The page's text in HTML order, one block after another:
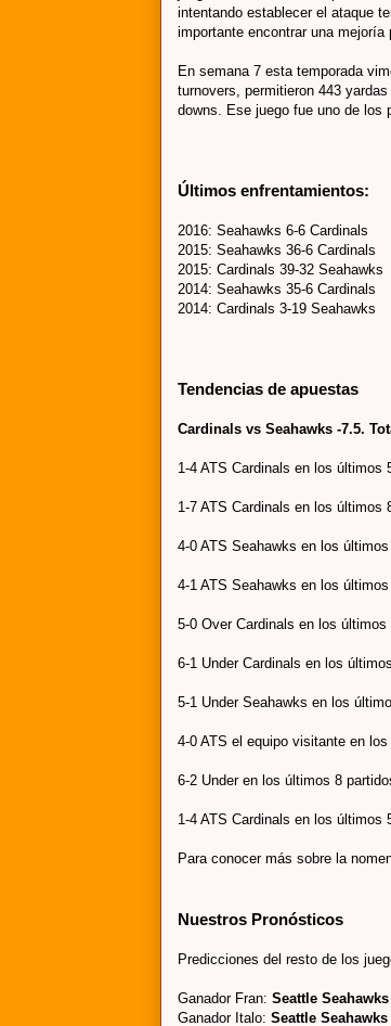
intentando establecer el ataque
importante encontrar una
En semana 7 esta temporada
turnovers, permitieron 443
downs. Ese juego fue uno de los
Últimos enfrentamientos:
2016: Seahawks 6-6 Cardinals
2015: Seahawks 36-6 Cardinals
2015: Cardinals 39-32 Seahawks
2014: Seahawks 35-6 Cardinals
2014: Cardinals 3-19 Seahawks
Tendencias de apuestas
Cardinals vs Seahawks -7.5.
1-4 ATS Cardinals en los últimos
1-7 ATS Cardinals en los últimos
4-0 ATS Seahawks en los
4-1 ATS Seahawks en los
5-0 Over Cardinals en los últimos
6-1 Under Cardinals en los
5-1 Under Seahawks en los
4-0 ATS el equipo visitante en
6-2 Under en los últimos 8
1-4 ATS Cardinals en los últimos
Para conocer más sobre la
Nuestros Pronósticos
Predicciones del resto de los
Ganador Fran: Seattle Seahawks
Ganador Italo: Seattle Seahawks